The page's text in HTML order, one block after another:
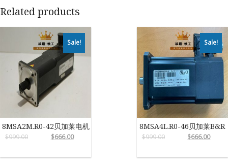
Related products
Sale!
8MSA2M.R0-42贝加莱电机
$999.00 $666.00
Sale!
8MSA4L.R0-46贝加莱B&R
$999.00 $666.00